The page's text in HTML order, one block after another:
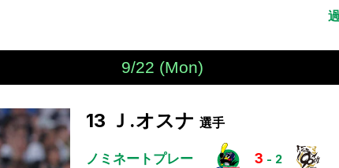
9/22 (Mon)
13 Ｊ.オスナ 選手
ノミネートプレー 3 - 2